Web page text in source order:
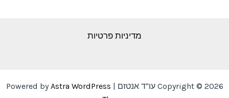
מדיניות פרטיות
Copyright © 2026 עו"ד אנטזם | Powered by
Astra WordPress